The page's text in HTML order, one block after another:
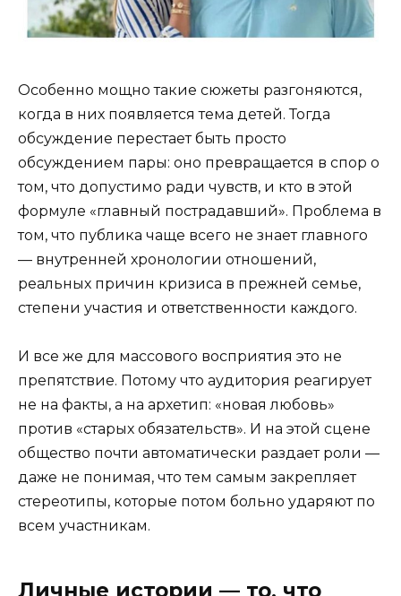
Особенно мощно такие сюжеты разгоняются,
когда в них появляется тема детей. Тогда
обсуждение перестает быть просто
обсуждением пары: оно превращается в спор о
том, что допустимо ради чувств, и кто в этой
формуле «главный пострадавший». Проблема в
том, что публика чаще всего не знает главного
— внутренней хронологии отношений,
реальных причин кризиса в прежней семье,
степени участия и ответственности каждого.
И все же для массового восприятия это не
препятствие. Потому что аудитория реагирует
не на факты, а на архетип: «новая любовь»
против «старых обязательств». И на этой сцене
общество почти автоматически раздает роли —
даже не понимая, что тем самым закрепляет
стереотипы, которые потом больно ударяют по
всем участникам.
Личные истории — то, что